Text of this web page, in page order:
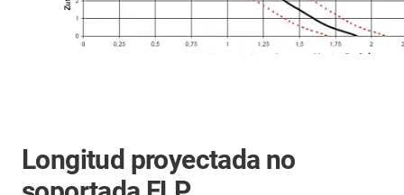
Longitud proyectada no